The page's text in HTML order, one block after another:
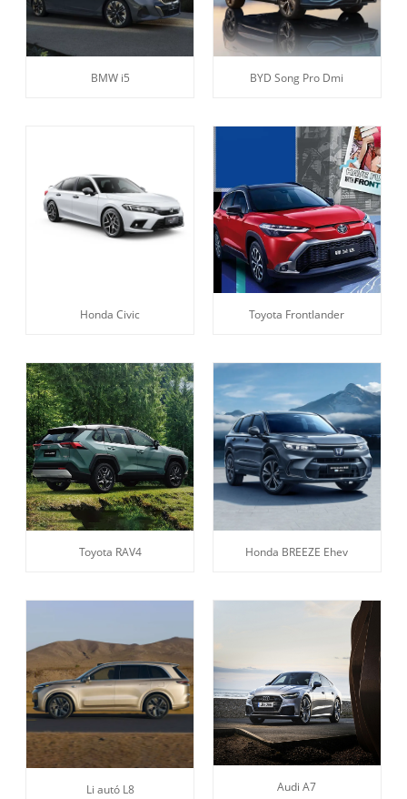
BMW i5 BYD Song Pro Dmi
Honda Civic Toyota Frontlander
Toyota RAV4 Honda BREEZE Ehev
Li autó L8 Audi A7